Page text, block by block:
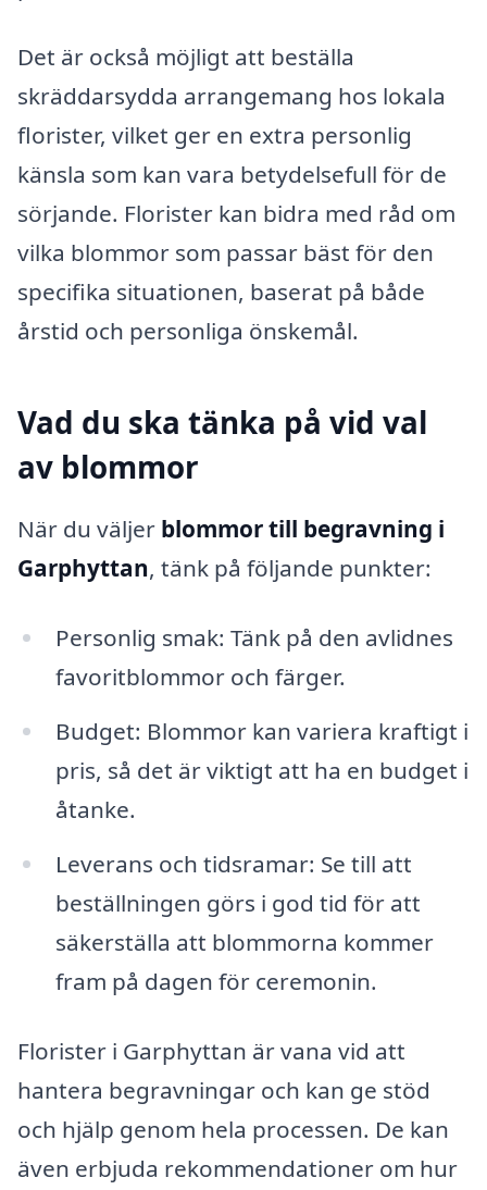
Det är också möjligt att beställa
skräddarsydda arrangemang hos lokala
florister, vilket ger en extra personlig
känsla som kan vara betydelsefull för de
sörjande. Florister kan bidra med råd om
vilka blommor som passar bäst för den
specifika situationen, baserat på både
årstid och personliga önskemål.
Vad du ska tänka på vid val
av blommor
När du väljer blommor till begravning i
Garphyttan, tänk på följande punkter:
Personlig smak: Tänk på den avlidnes
favoritblommor och färger.
Budget: Blommor kan variera kraftigt i
pris, så det är viktigt att ha en budget i
åtanke.
Leverans och tidsramar: Se till att
beställningen görs i god tid för att
säkerställa att blommorna kommer
fram på dagen för ceremonin.
Florister i Garphyttan är vana vid att
hantera begravningar och kan ge stöd
och hjälp genom hela processen. De kan
även erbjuda rekommendationer om hur